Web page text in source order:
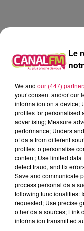
Canal FM
Geoffrey Deloux
Les Recettes de
0:00
5 novembre 2024 - 2
AUJOURD'HUI,
BOUDIN NOIR
Le
We and our (447)
your consent and/or our
information on a device;
profiles for personalised
advertising; Measure
performance;
of data from different
profiles to personalise
content; Use limited data
detect fraud, and fix
Save and communicate
process personal data
following functionalities:
requested; Use precise
other data sources; Link
information transmitted